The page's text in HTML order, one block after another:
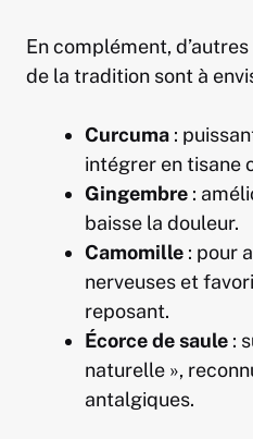
En complément,
de la tradition sont à
Curcuma :
intégrer en tisane
Gingembre :
baisse la douleur.
Camomille : pour
nerveuses et
reposant.
Écorce de saule :
naturelle »,
antalgiques.